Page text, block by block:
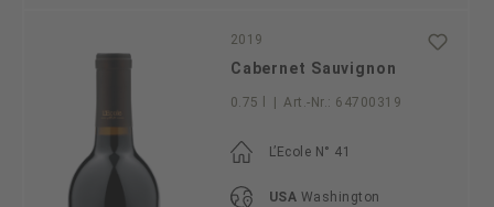
2019
Cabernet Sauvignon
0.75 l Art.-Nr.: 64700319
L’Ecole N° 41
USA Washington